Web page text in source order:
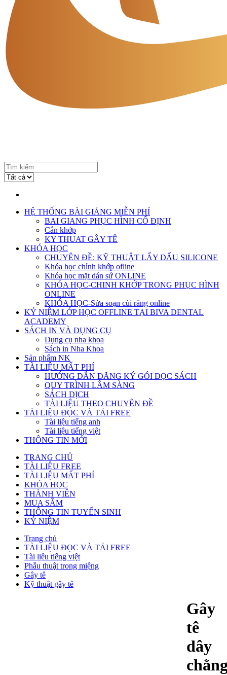
HỆ THỐNG BÀI GIẢNG MIỄN PHÍ
BAI GIANG PHỤC HÌNH CỐ ĐỊNH
Cắn khớp
KY THUAT GÂY TÊ
KHÓA HỌC
CHUYÊN ĐỀ: KỸ THUẬT LẤY DẤU SILICONE
Khóa học chỉnh khớp ofline
Khóa học mặt dán sứ ONLINE
KHÓA HỌC-CHINH KHỚP TRONG PHỤC HÌNH
ONLINE
KHÓA HỌC-Sửa soạn cùi răng online
KỶ NIỆM LỚP HỌC OFFLINE TẠI BIVA DENTAL
ACADEMY
SÁCH IN VÀ DỤNG CỤ
Dụng cụ nha khoa
Sách in Nha Khoa
Sản phẩm NK
TÀI LIỆU MẤT PHÍ
HƯỚNG DẪN ĐĂNG KÝ GÓI ĐỌC SÁCH
QUY TRÌNH LÂM SÀNG
SÁCH DỊCH
TÀI LIỆU THEO CHUYÊN ĐỀ
TÀI LIỆU ĐỌC VÀ TẢI FREE
Tài liệu tiếng anh
Tài liệu tiếng việt
THÔNG TIN MỚI
TRANG CHỦ
TÀI LIỆU FREE
TÀI LIỆU MẤT PHÍ
KHÓA HỌC
THÀNH VIÊN
MUA SẮM
THÔNG TIN TUYỂN SINH
KỶ NIỆM
Trang chủ
TÀI LIỆU ĐỌC VÀ TẢI FREE
Tài liệu tiếng việt
Phẫu thuật trong miệng
Gây tê
Kỹ thuật gây tê
Gây
tê
dây